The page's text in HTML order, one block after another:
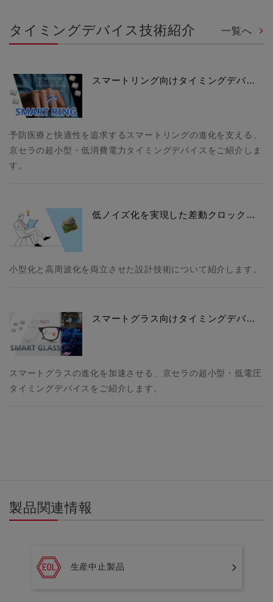
タイミングデバイス技術紹介 一覧へ
スマートリング向けタイミングデバ…
予防医療と快適性を追求するスマートリングの進化を支える、
京セラの超小型・低消費電力タイミングデバイスをご紹介しま
す。
低ノイズ化を実現した差動クロック…
小型化と高周波化を両立させた設計技術について紹介します。
スマートグラス向けタイミングデバ…
スマートグラスの進化を加速させる、京セラの超小型・低電圧
タイミングデバイスをご紹介します。
製品関連情報
生産中止製品